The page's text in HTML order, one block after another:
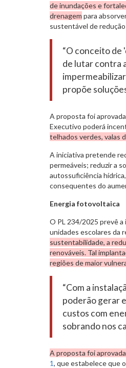
de inundações e
drenagem para
sustentável de
“O conceito de
de lutar contra
propõe
A proposta foi
Executivo poderá
telhados verdes, valas
A iniciativa pretende
permeáveis; reduzir a
autossuficiência
consequentes do
Energia fotovoltaica
O PL 234/2025 prevê
unidades escolares da
sustentabilidade, a
renováveis. Tal
regiões de maior
“Com a
poderão gerar
custos com
sobrando nos
A proposta foi
1, que estabelece que